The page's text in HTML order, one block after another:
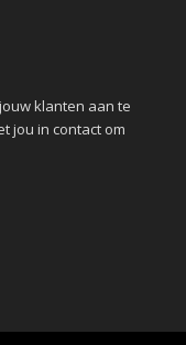
klanten aan te
jou in contact om